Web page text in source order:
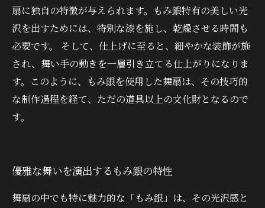
扇に独自の特徴が与えられます。もみ銀特有の美しい光
沢を出すためには、特別な漆を施し、乾燥させる時間も
必要です。 そして、仕上げに至ると、細やかな装飾が施
され、舞い手の動きを一層引き立てる仕上がりになりま
す。このように、もみ銀を使用した舞扇は、その技巧的
な制作過程を経て、ただの道具以上の文化財となるので
す。
優雅な舞いを演出するもみ銀の特性
舞扇の中でも特に魅力的な「もみ銀」は、その光沢感と